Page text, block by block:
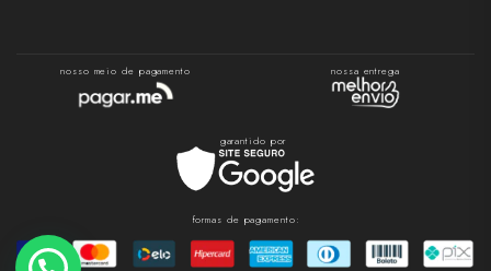
nosso meio de pagamento nossa entrega
garantido por
formas de pagamento: